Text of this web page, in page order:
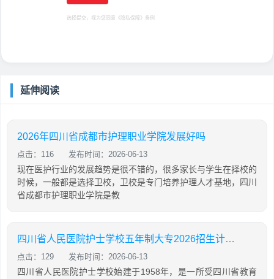
选择提交，视为您同意 《隐私保障》 条例
延伸阅读
2026年四川省成都市护理职业学院发展好吗
点击：116 发布时间：2026-06-13
现在医护行业的发展趋势是很不错的，很多家长与学生在择校的
时候，一般都是选择卫校，卫校是专门培养护理人才基地，四川
省成都市护理职业学院是教
四川省人民医院护士学校五年制大专2026招生计划「2026年更新」
点击：129 发布时间：2026-06-13
四川省人民医院护士学校始建于1958年，是一所受四川省教育